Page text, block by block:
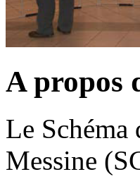
A propos
Le
Messine